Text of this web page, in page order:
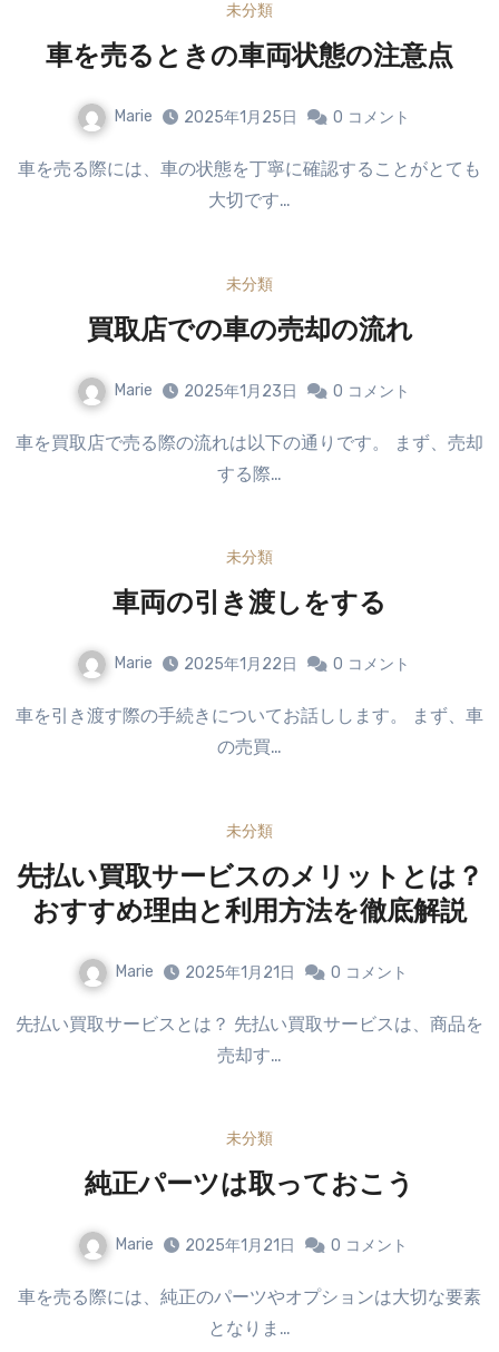
未分類
車を売るときの車両状態の注意点
Marie 2025年1月25日 0 コメント
車を売る際には、車の状態を丁寧に確認することがとても
大切です…
未分類
買取店での車の売却の流れ
Marie 2025年1月23日 0 コメント
車を買取店で売る際の流れは以下の通りです。 まず、売却
する際…
未分類
車両の引き渡しをする
Marie 2025年1月22日 0 コメント
車を引き渡す際の手続きについてお話しします。 まず、車
の売買…
未分類
先払い買取サービスのメリットとは？
おすすめ理由と利用方法を徹底解説
Marie 2025年1月21日 0 コメント
先払い買取サービスとは？ 先払い買取サービスは、商品を
売却す…
未分類
純正パーツは取っておこう
Marie 2025年1月21日 0 コメント
車を売る際には、純正のパーツやオプションは大切な要素
となりま…